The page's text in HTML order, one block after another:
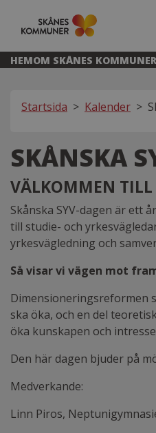
HEMOM SKÅNES KOMMUNER
Startsida > Kalender >
SKÅNSKA
VÄLKOMMEN TILL
Skånska SYV-dagen är ett
till studie- och
yrkesvägledning och
Så visar vi vägen mot
Dimensioneringsreformen
ska öka, och en del
öka kunskapen och
Den här dagen bjuder på
Medverkande:
Linn Piros,